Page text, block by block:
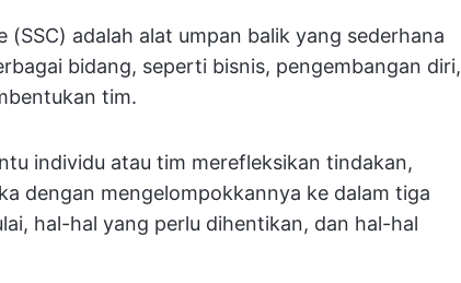
adalah alat umpan balik yang sederhana
bidang, seperti bisnis, pengembangan diri,
tim.
individu atau tim merefleksikan tindakan,
dengan mengelompokkannya ke dalam tiga
hal-hal yang perlu dihentikan, dan hal-hal